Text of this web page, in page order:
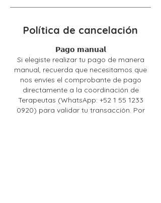
Política de cancelación
𝗣𝗮𝗴𝗼 𝗺𝗮𝗻𝘂𝗮𝗹
Si elegiste realizar tu pago de manera
manual, recuerda que necesitamos que
nos envíes el comprobante de pago
directamente a la coordinación de
Terapeutas (WhatsApp: +52 1 55 1233
0920) para validar tu transacción. Por